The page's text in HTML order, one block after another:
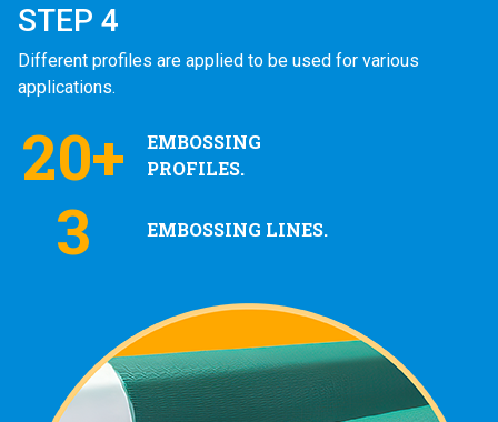
STEP 4
Different profiles are applied to be used for various
applications.
20+
EMBOSSING
PROFILES.
3 EMBOSSING LINES.